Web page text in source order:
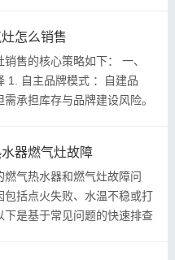
款：水量伺服器（±0...
怎么销售
售的核心策略如下： 一、
1. 自主品牌模式 ：自建品
承担库存与品牌建设风险。
场景 1. 绑定燃气安检服务...
器燃气灶故障
燃气热水器和燃气灶故障问
包括点火失败、水温不稳或打
下是基于常见问题的快速排查